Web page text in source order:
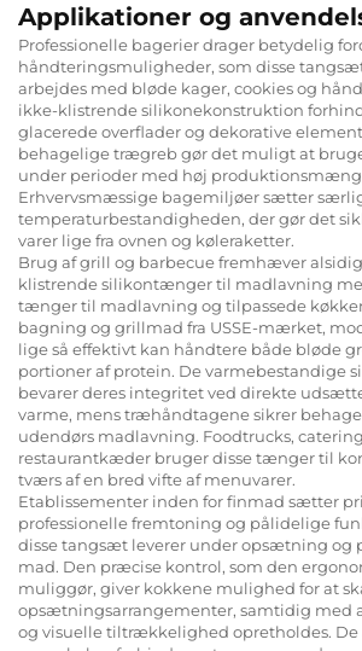
Applikationer og
Professionelle bagerier drager betydelig
håndteringsmuligheder, som disse
arbejdes med bløde kager, cookies og
ikke-klistrende silikonekonstruktion
glacerede overflader og dekorative
behagelige trægreb gør det muligt at
under perioder med høj
Erhvervsmæssige bagemiljøer sætter
temperaturbestandigheden, der gør det
varer lige fra ovnen og køleraketter.
Brug af grill og barbecue fremhæver
klistrende silikontænger til madlavning
tænger til madlavning og tilpassede
bagning og grillmad fra USSE-mærket,
lige så effektivt kan håndtere både bløde
portioner af protein. De varmebestandige
bevarer deres integritet ved direkte
varme, mens træhåndtagene sikrer
udendørs madlavning. Foodtrucks,
restaurantkæder bruger disse tænger til
tværs af en bred vifte af menuvarer.
Etablissementer inden for finmad sætter
professionelle fremtoning og pålidelige
disse tangsæt leverer under opsætning og
mad. Den præcise kontrol, som den
muliggør, giver kokkene mulighed for at
opsætningsarrangementer, samtidig med
og visuelle tiltrækkelighed opretholdes.